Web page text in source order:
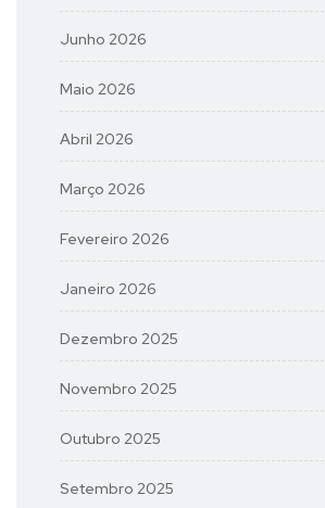
Junho 2026
Maio 2026
Abril 2026
Março 2026
Fevereiro 2026
Janeiro 2026
Dezembro 2025
Novembro 2025
Outubro 2025
Setembro 2025